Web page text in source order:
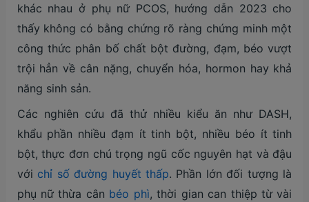
khác nhau ở phụ nữ PCOS, hướng dẫn 2023 cho
thấy không có bằng chứng rõ ràng chứng minh một
công thức phân bố chất bột đường, đạm, béo vượt
trội hẳn về cân nặng, chuyển hóa, hormon hay khả
năng sinh sản.
Các nghiên cứu đã thử nhiều kiểu ăn như DASH,
khẩu phần nhiều đạm ít tinh bột, nhiều béo ít tinh
bột, thực đơn chú trọng ngũ cốc nguyên hạt và đậu
với chỉ số đường huyết thấp. Phần lớn đối tượng là
phụ nữ thừa cân béo phì, thời gian can thiệp từ vài